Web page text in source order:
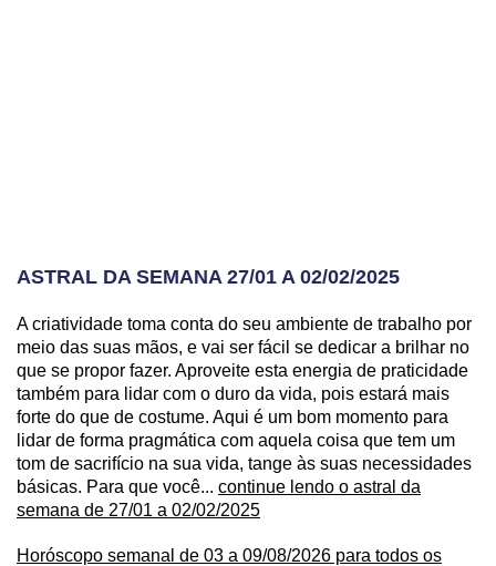
ASTRAL DA SEMANA 27/01 A 02/02/2025
A criatividade toma conta do seu ambiente de trabalho por
meio das suas mãos, e vai ser fácil se dedicar a brilhar no
que se propor fazer. Aproveite esta energia de praticidade
também para lidar com o duro da vida, pois estará mais
forte do que de costume. Aqui é um bom momento para
lidar de forma pragmática com aquela coisa que tem um
tom de sacrifício na sua vida, tange às suas necessidades
básicas. Para que você... continue lendo o astral da
semana de 27/01 a 02/02/2025
Horóscopo semanal de 03 a 09/08/2026 para todos os